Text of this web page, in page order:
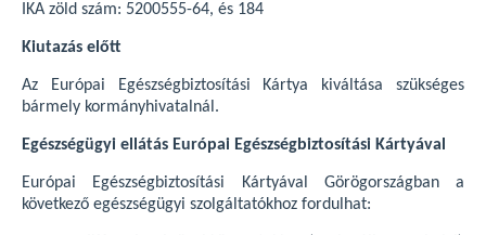
IKA zöld szám: 5200555-64, és 184
Kiutazás előtt
Az Európai Egészségbiztosítási Kártya kiváltása szükséges
bármely kormányhivatalnál.
Egészségügyi ellátás Európai Egészségbiztosítási Kártyával
Európai Egészségbiztosítási Kártyával Görögországban a
következő egészségügyi szolgáltatókhoz fordulhat: